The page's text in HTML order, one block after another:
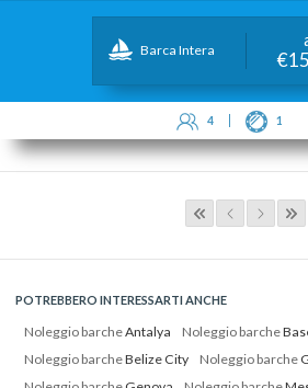
Barca Intera
4 1
POTREBBERO INTERESSARTI ANCHE
Noleggio barcheAntalya Noleggio barche
Noleggio barcheBelize City Noleggio barche